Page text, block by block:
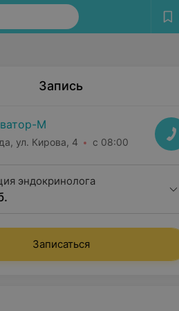
Запись
М
ул. Кирова, 4 с 08:00
эндокринолога
Записаться